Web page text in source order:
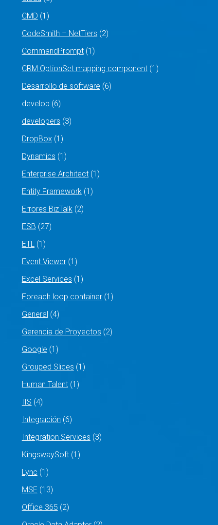
CMD (1)
CodeSmith – NetTiers (2)
CommandPrompt(1)
CRM OptionSet mapping component(1)
Desarrollo de software (6)
develop (6)
developers (3)
DropBox (1)
Dynamics (1)
Enterprise Architect(1)
Entity Framework (1)
Errores BizTalk (2)
ESB (27)
ETL (1)
Event Viewer(1)
Excel Services (1)
Foreach loop container(1)
General (4)
Gerencia de Proyectos (2)
Google (1)
Grouped Slices (1)
Human Talent(1)
IIS (4)
Integración (6)
Integration Services (3)
KingswaySoft(1)
Lync (1)
MSE (13)
Office 365 (2)